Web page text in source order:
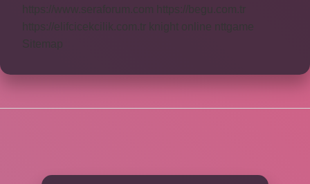
https://www.seraforum.com
https://begu.com.tr
https://elifcicekcilik.com.tr
knight online
nttgame
Sitemap